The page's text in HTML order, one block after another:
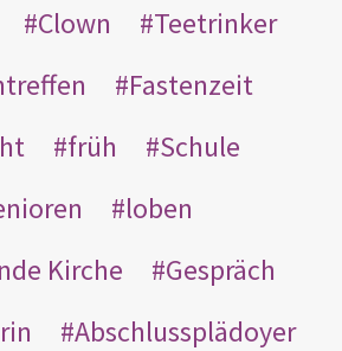
Clown
Teetrinker
Fastenzeit
früh
Schule
loben
Kirche
Gespräch
Abschlussplädoyer